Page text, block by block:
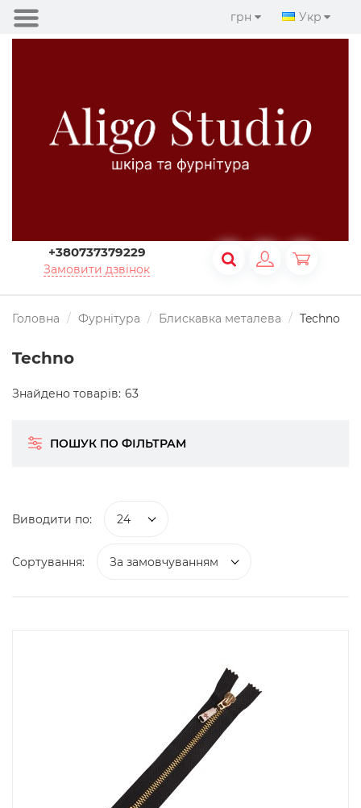
грн Укр
+380737379229
Замовити дзвінок
Головна Фурнітура Блискавка металева Techno
Techno
Знайдено товарів: 63
ПОШУК ПО ФІЛЬТРАМ
Виводити по: 24
Сортування: За замовчуванням